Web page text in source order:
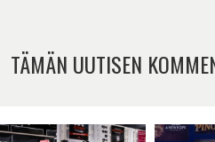
TÄMÄN UUTISEN